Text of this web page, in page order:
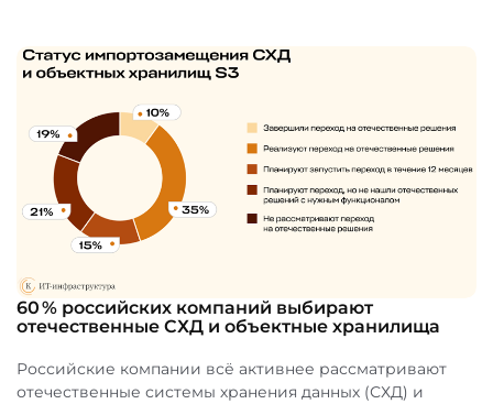
60 % российских компаний выбирают
отечественные СХД и объектные хранилища
Российские компании всё активнее рассматривают
отечественные системы хранения данных (СХД) и